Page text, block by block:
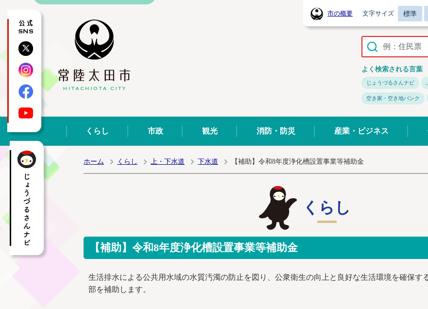
常陸太田市ホームページ
市の概要 文字サイズ 標準
よく検索される言葉
じょうづるさんナビ
空き家・空き地バンク
公式SNS
X
Instagram
Facebook
YouTube くらし 市政 観光 消防・防災 産業・ビジネス
ホーム くらし 上・下水道 下水道 【補助】令和8年度浄化槽設置事業等補助金
くらし
【補助】令和8年度浄化槽設置事業等補助金
生活排水による公共用水域の水質汚濁の防止を図り、公衆衛生の向上と良好な生活環境を確保す
部を補助します。